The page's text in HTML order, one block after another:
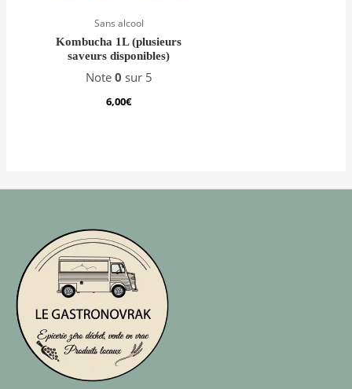
Sans alcool
Kombucha 1L (plusieurs
saveurs disponibles)
Note 0 sur 5
6,00€